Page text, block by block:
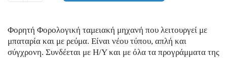
Φορητή Φορολογική ταμειακή μηχανή που λειτουργεί με
μπαταρία και με ρεύμα. Eίναι νέου τύπου, απλή και
σύγχρονη. Συνδέεται με Η/Υ και με όλα τα προγράμματα της